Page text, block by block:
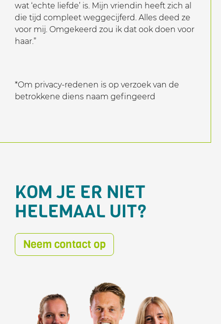
wat ‘echte liefde’ is. Mijn vriendin heeft zich al
die tijd compleet weggecijferd. Alles deed ze
voor mij. Omgekeerd zou ik dat ook doen voor
haar.”
*Om privacy-redenen is op verzoek van de
betrokkene diens naam gefingeerd
KOM JE ER NIET
HELEMAAL UIT?
Neem contact op